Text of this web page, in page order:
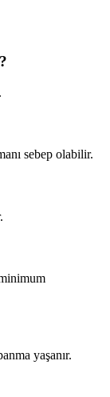
sebep olabilir.
yaşanır.